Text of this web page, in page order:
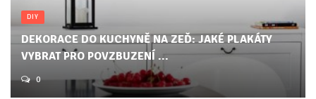
DIY
DEKORACE DO KUCHYNĚ NA ZEĎ: JAKÉ PLAKÁTY
VYBRAT PRO POVZBUZENÍ ...
0